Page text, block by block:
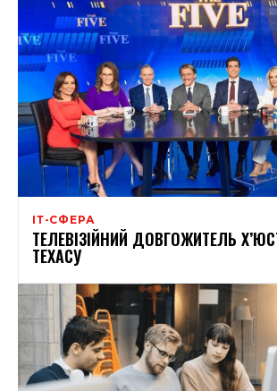
ІТ-СФЕРА
ТЕЛЕВІЗІЙНИЙ ДОВГОЖИТЕЛЬ
ТЕХАСУ